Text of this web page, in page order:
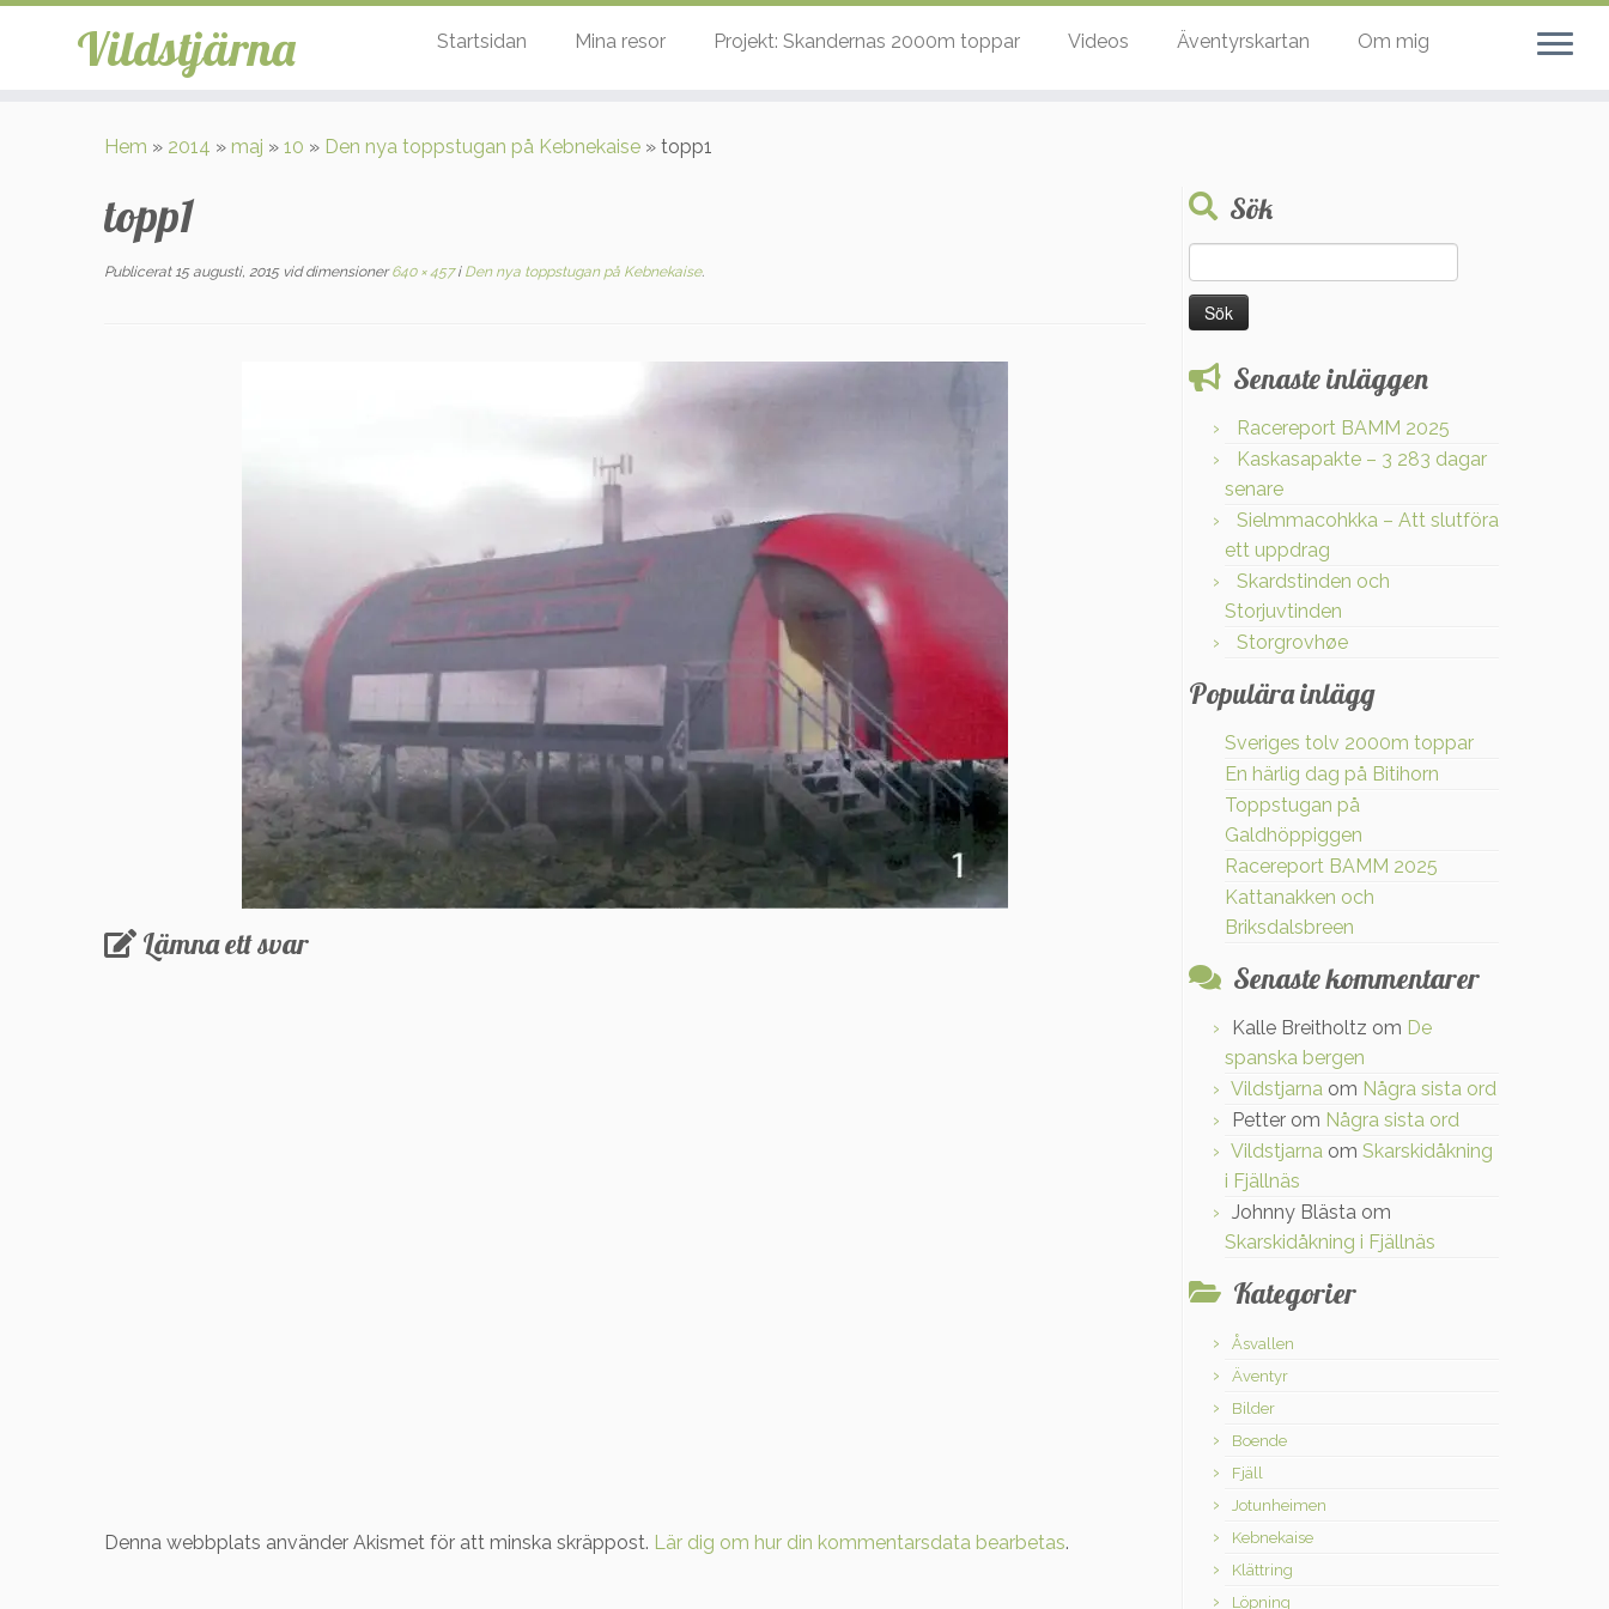
Vildstjärna Startsidan Mina resor Projekt: Skandernas 2000m toppar Videos Äventyrskartan Om mig
Hem » 2014 » maj » 10 » Den nya toppstugan på Kebnekaise » topp1
topp1
Publicerat 15 augusti, 2015vid dimensioner640 × 457iDen nya toppstugan på Kebnekaise.
Lämna ett svar
Denna webbplats använder Akismet för att minska skräppost. Lär dig om hur din kommentarsdata bearbetas.
Sök
efter:
Senaste inläggen
Racereport BAMM 2025
Kaskasapakte – 3 283 dagar
senare
Sielmmacohkka – Att slutföra
ett uppdrag
Skardstinden och
Storjuvtinden
Storgrovhøe
Populära inlägg
Sveriges tolv 2000m toppar
En härlig dag på Bitihorn
Toppstugan på
Galdhöppiggen
Racereport BAMM 2025
Kattanakken och
Briksdalsbreen
Senaste kommentarer
Kalle Breitholtz om De
spanska bergen
Vildstjarna om Några sista ord
Petter om Några sista ord
Vildstjarna om Skarskidåkning
i Fjällnäs
Johnny Blästa om
Skarskidåkning i Fjällnäs
Kategorier
Åsvallen
Äventyr
Bilder
Boende
Fjäll
Jotunheimen
Kebnekaise
Klättring
Löpning